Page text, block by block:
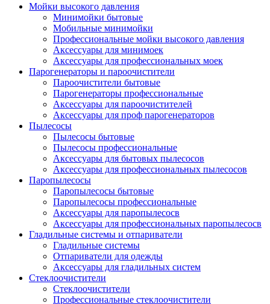
Мойки высокого давления
Минимойки бытовые
Мобильные минимойки
Профессиональные мойки высокого давления
Аксессуары для минимоек
Аксессуары для профессиональных моек
Парогенераторы и пароочистители
Пароочистители бытовые
Парогенераторы профессиональные
Аксессуары для пароочистителей
Аксессуары для проф парогенераторов
Пылесосы
Пылесосы бытовые
Пылесосы профессиональные
Аксессуары для бытовых пылесосов
Аксессуары для профессиональных пылесосов
Паропылесосы
Паропылесосы бытовые
Паропылесосы профессиональные
Аксессуары для паропылесосв
Аксессуары для профессиональных паропылесосв
Гладильные системы и отпариватели
Гладильные системы
Отпариватели для одежды
Аксессуары для гладильных систем
Стеклоочистители
Стеклоочистители
Профессиональные стеклоочистители